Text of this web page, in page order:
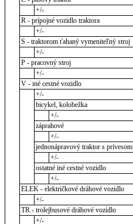
+/-
R - prípojné vozidlo traktora
+/-
S - traktorom ťahaný vymeniteľný stroj
+/-
P - pracovný stroj
+/-
V - iné cestné vozidlo
+/-
bicykel, kolobežka
+/-
záprahové
+/-
jednonápravový traktor s prívesom
+/-
ostatné iné cestné vozidlo
+/-
ELEK - električkové dráhové vozidlo
+/-
TR - trolejbusové dráhové vozidlo
+/-